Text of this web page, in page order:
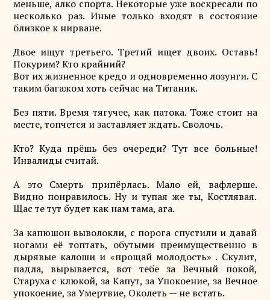
меньше, алко спорта. Некоторые уже воскресали по
несколько раз. Иные только входят в состояние
близкое к нирване.
Двое ищут третьего. Третий ищет двоих. Оставь!
Покурим? Кто крайний?
Вот их жизненное кредо и одновременно лозунги. С
таким багажом хоть сейчас на Титаник.
Без пяти. Время тягучее, как патока. Тоже стоит на
месте, топчется и заставляет ждать. Сволочь.
Кто? Куда прёшь без очереди? Тут все больные!
Инвалиды считай.
А это Смерть припёрлась. Мало ей, вафлерше.
Видно понравилось. Ну и тупая же ты, Костлявая.
Щас те тут будет как нам тама, ага.
За капюшон выволокли, с порога спустили и давай
ногами её топтать, обутыми преимущественно в
дырявые калоши и «прощай молодость» . Скулит,
падла, вырывается, вот тебе за Вечный покой,
Старуха с клюкой, за Капут, за Упокоение, за Вечное
упокоение, за Умертвие, Околеть — не встать.